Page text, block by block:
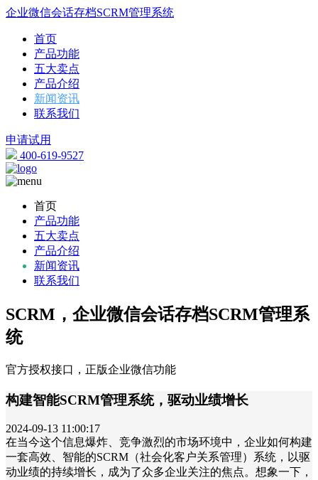
企业微信会话存档SCRM管理系统
首页
产品功能
五大卖点
产品介绍
新闻资讯
联系我们
申请试用
400-619-9527
首页
产品功能
五大卖点
产品介绍
新闻资讯
联系我们
SCRM，企业微信会话存档SCRM管理系
统
官方授权接口，正版企业微信功能
构建智能SCRM管理系统，驱动业绩增长
2024-09-13 11:00:17
在当今这个信息爆炸、竞争激烈的市场环境中，企业如何构建
一套高效、智能的SCRM（社会化客户关系管理）系统，以驱
动业绩的持续增长，成为了众多企业关注的焦点。想象一下，